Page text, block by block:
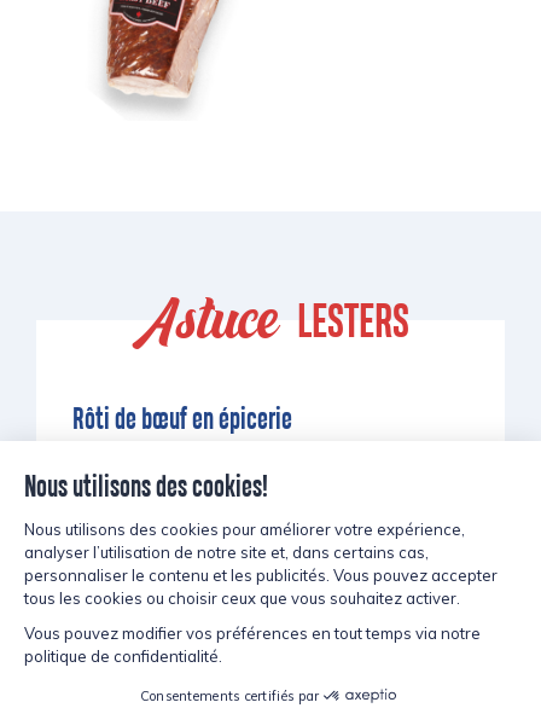
Astuce LESTERS
Rôti de bœuf en épicerie
Pour concocter les meilleurs sliders, rendez-
vous au comptoir de charcuteries de votre
épicerie et faites-vous trancher du rôti de
bœuf Lesters selon l’épaisseur que vous
préférez. Sans œuf, sans lactose et sans
moutarde, cette viande juteuse et savoureuse
est idéale pour des sandwichs et des sous-
marins au goût incomparable.